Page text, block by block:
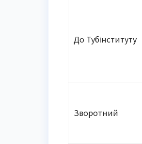
До Тубінституту
Зворотний